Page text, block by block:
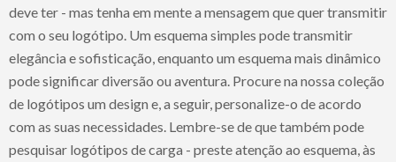
deve ter - mas tenha em mente a mensagem que quer transmitir
com o seu logótipo. Um esquema simples pode transmitir
elegância e sofisticação, enquanto um esquema mais dinâmico
pode significar diversão ou aventura. Procure na nossa coleção
de logótipos um design e, a seguir, personalize-o de acordo
com as suas necessidades. Lembre-se de que também pode
pesquisar logótipos de carga - preste atenção ao esquema, às